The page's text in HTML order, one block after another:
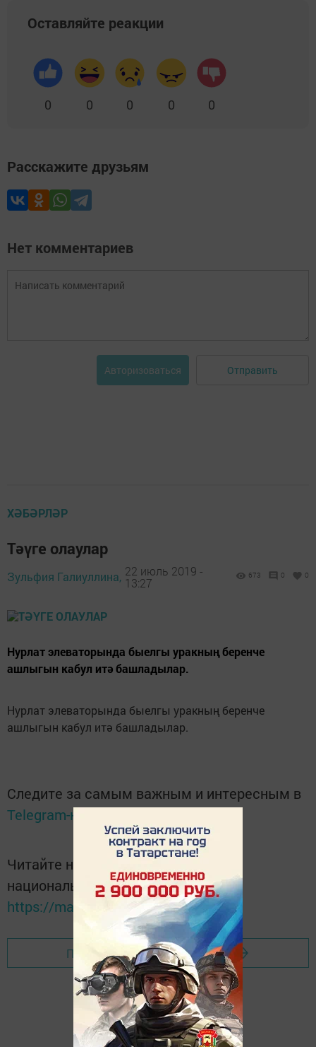
Оставляйте реакции
0 0 0 0 0
Расскажите друзьям
Нет комментариев
Авторизоваться Отправить
ХӘБӘРЛӘР
Тәүге олаулар
Зульфия Галиуллина, 22 июль 2019 -
13:27
673 0 0
Нурлат элеваторында быелгы уракның беренче
ашлыгын кабул итә башладылар.
Нурлат элеваторында быелгы уракның беренче
ашлыгын кабул итә башладылар.
Следите за самым важным и интересным в
Telegram-канале
Читайте новости Татарстана в
национальном мессенджере MАХ:
https://max.ru/tatmedia
Перейти на страницу новости